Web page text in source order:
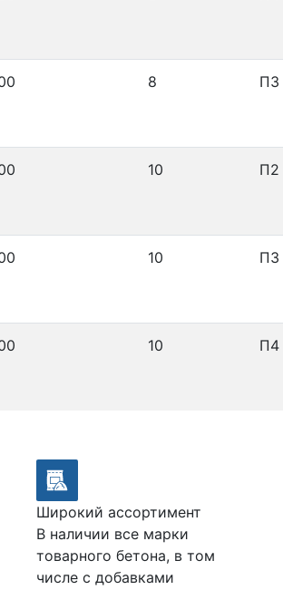
8 П3
10 П2
10 П3
10 П4
Широкий ассортимент
В наличии все марки
товарного бетона, в том
числе с добавками